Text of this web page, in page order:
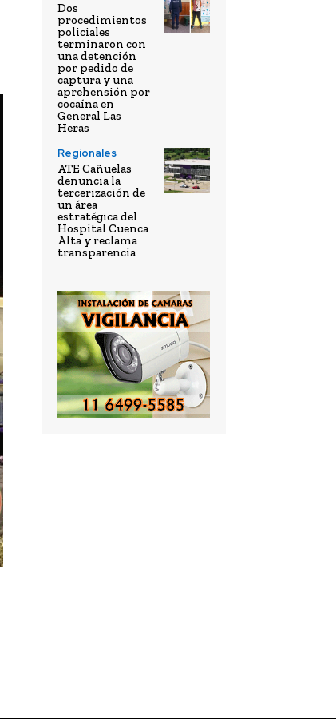
Dos
procedimientos
policiales
terminaron con
una detención
por pedido de
captura y una
aprehensión por
cocaína en
General Las
Heras
Regionales
ATE Cañuelas
denuncia la
tercerización de
un área
estratégica del
Hospital Cuenca
Alta y reclama
transparencia